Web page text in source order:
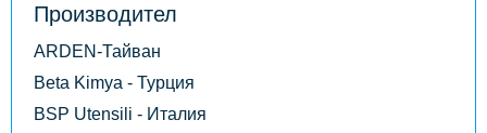
Производител
ARDEN-Тайван
Beta Kimya - Турция
BSP Utensili - Италия